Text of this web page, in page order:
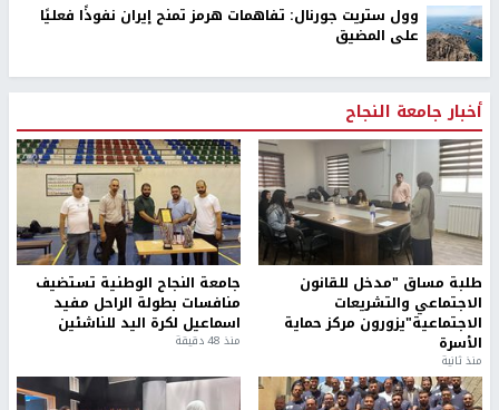
وول ستريت جورنال: تفاهمات هرمز تمنح إيران نفوذًا فعليًا
على المضيق
أخبار جامعة النجاح
طلبة مساق "مدخل للقانون
الاجتماعي والتشريعات
الاجتماعية"يزورون مركز حماية
الأسرة
منذ ثانية
جامعة النجاح الوطنية تستضيف
منافسات بطولة الراحل مفيد
اسماعيل لكرة اليد للناشئين
منذ 48 دقيقة